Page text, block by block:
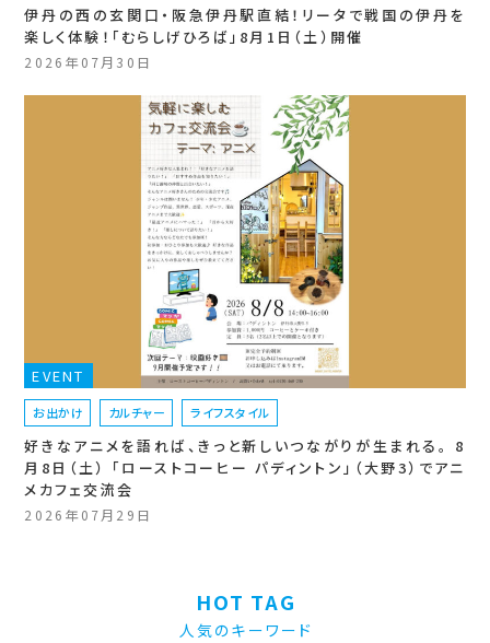
伊丹の西の玄関口・阪急伊丹駅直結！リータで戦国の伊丹を
楽しく体験！「むらしげひろば」8月1日（土）開催
2026年07月30日
EVENT
お出かけ カルチャー ライフスタイル
好きなアニメを語れば、きっと新しいつながりが生まれる。 8
月8日（土） 「ローストコーヒー パディントン」（大野3）でアニ
メカフェ交流会
2026年07月29日
HOT TAG
人気のキーワード